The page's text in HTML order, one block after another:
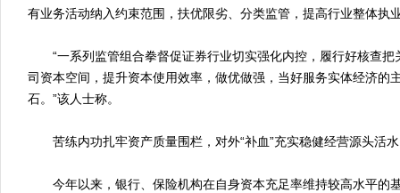
有业务活动纳入约束范围，扶优限劣、分类监管，提高行业整体执
“一系列监管组合拳督促证券行业切实强化内控，履行好核查把
司资本空间，提升资本使用效率，做优做强，当好服务实体经济的
石。”该人士称。
苦练内功扎牢资产质量围栏，对外“补血”充实稳健经营源头活
今年以来，银行、保险机构在自身资本充足率维持较高水平的